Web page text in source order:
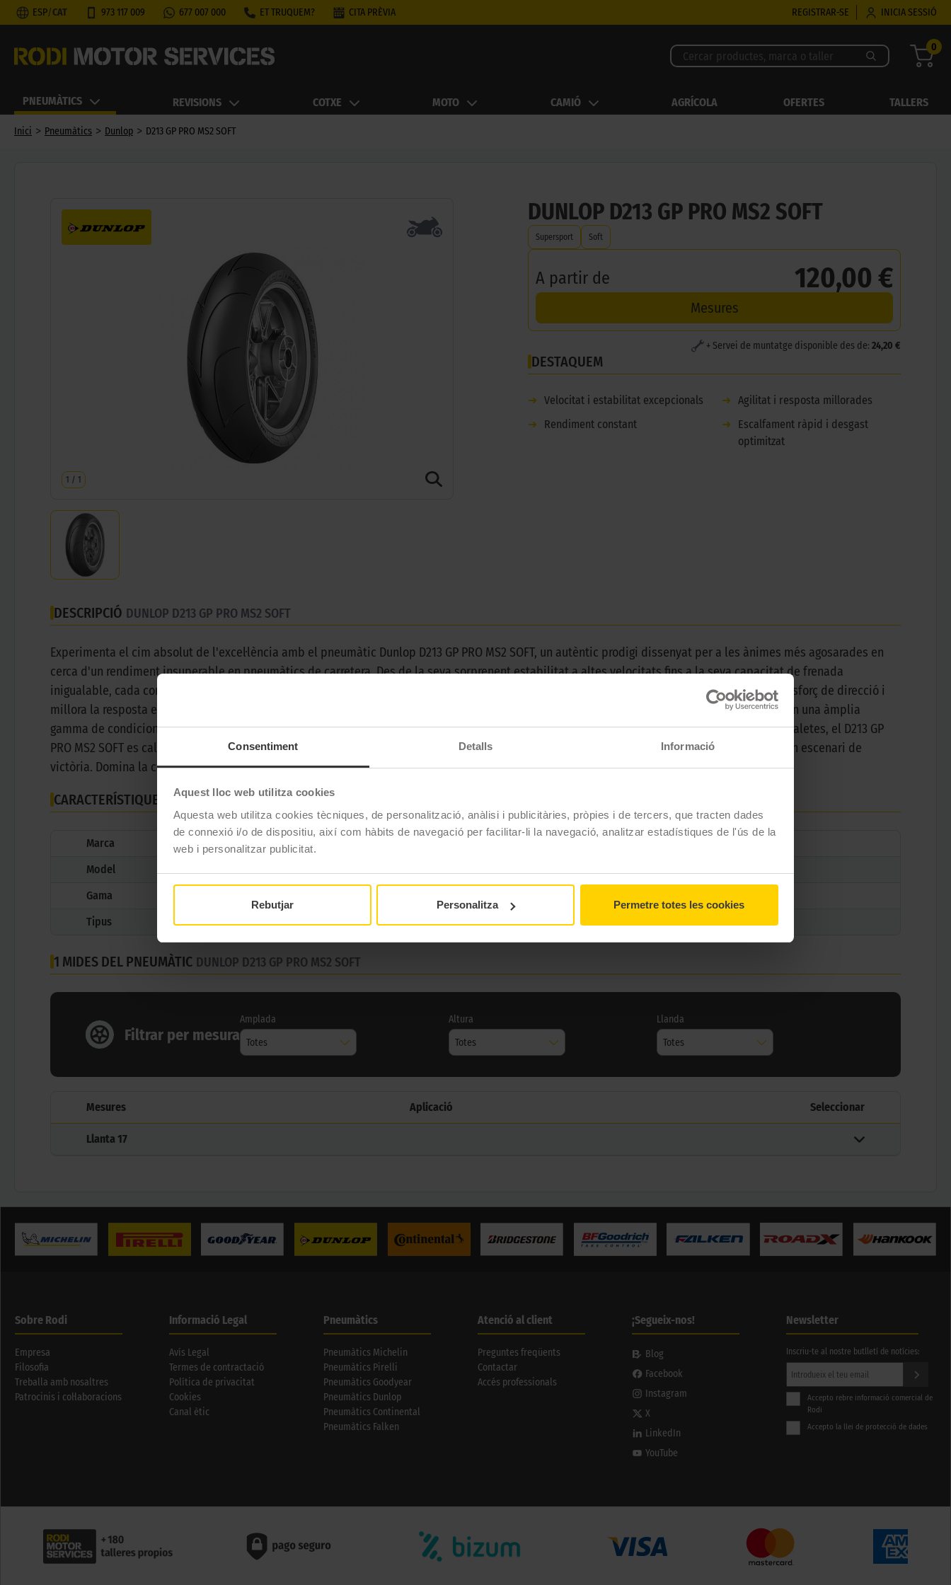
Consentiment Detalls Informació
Aquest lloc web utilitza cookies
Aquesta web utilitza cookies tècniques, de personalització, anàlisi i publicitàries, pròpies i de tercers, que tracten dades
de connexió i/o de dispositiu, així com hàbits de navegació per facilitar-li la navegació, analitzar estadístiques de l'ús de la
web i personalitzar publicitat.
Rebutjar Personalitza Permetre totes les cookies
ESP/CAT 973 117 009 677 007 000 ET TRUQUEM? CITA PRÈVIA REGISTRAR-SE INICIA SESSIÓ
0
PNEUMÀTICS REVISIONS COTXE MOTO CAMIÓ AGRÍCOLA OFERTES TALLERS
Inici > Pneumàtics > Dunlop > D213 GP PRO MS2 SOFT
1 / 1
DUNLOP D213 GP PRO MS2 SOFT
Supersport Soft
A partir de 120,00 €
Mesures
+ Servei de muntatge disponible des de: 24,20 €
DESTAQUEM
➜ Velocitat i estabilitat excepcionals ➜ Agilitat i resposta millorades
➜
Rendiment constant ➜
Escalfament ràpid i desgast
optimitzat
DESCRIPCIÓ DUNLOP D213 GP PRO MS2 SOFT
Experimenta el cim absolut de l'excel·lència amb el pneumàtic Dunlop D213 GP PRO MS2 SOFT, un autèntic prodigi dissenyat per a les ànimes més agosarades en
cerca d'un rendiment insuperable en pneumàtics de carretera. Des de la seva sorprenent estabilitat a altes velocitats fins a la seva capacitat de frenada
inigualable, cada corba es converteix en una oportunitat per dominar la carretera. Amb una superfície de contacte optimitzada que redueix l'esforç de direcció i
millora la resposta en cada gir, aquest pneumàtic et catapulta a una dimensió de control inigualable. El seu rendiment es manté excepcional en una àmplia
gamma de condicions, assegurant que la teva confiança en la conducció mai flaquegi. Equipat amb un disseny de patró innovador en forma de aletes, el D213 GP
PRO MS2 SOFT es calenta en un obrir i tancar d'ulls, oferint un agafament suprem i un desgast optimitzat perquè cada tram de carretera sigui un escenari de
victòria. Domina la carretera, conquista la pista i supera totes les expectatives amb el pneumàtic que reescriu les regles del rendiment.
CARACTERÍSTIQUES TÈCNIQUES
Marca
Model
Gama
Tipus
Soft
1 MIDES DEL PNEUMÀTIC DUNLOP D213 GP PRO MS2 SOFT
Filtrar per mesura
Amplada
Totes
Altura
Totes
Llanda
Totes
Mesures Aplicació Seleccionar
Llanta 17
Sobre Rodi
Empresa
Filosofia
Treballa amb nosaltres
Patrocinis i col·laboracions
Informació Legal
Avís Legal
Termes de contractació
Política de privacitat
Cookies
Canal ètic
Pneumàtics
Pneumàtics Michelin
Pneumàtics Pirelli
Pneumàtics Goodyear
Pneumàtics Dunlop
Pneumàtics Continental
Pneumàtics Falken
Atenció al client
Preguntes freqüents
Contactar
Accés professionals
¡Segueix-nos!
Blog
Facebook
Instagram
X
LinkedIn
YouTube
Newsletter
Inscriu-te al nostre butlletí de notícies:
Accepto rebre informació comercial de
Rodi
Accepto la llei de protecció de dades